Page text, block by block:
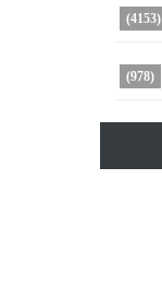
(4153)
(978)